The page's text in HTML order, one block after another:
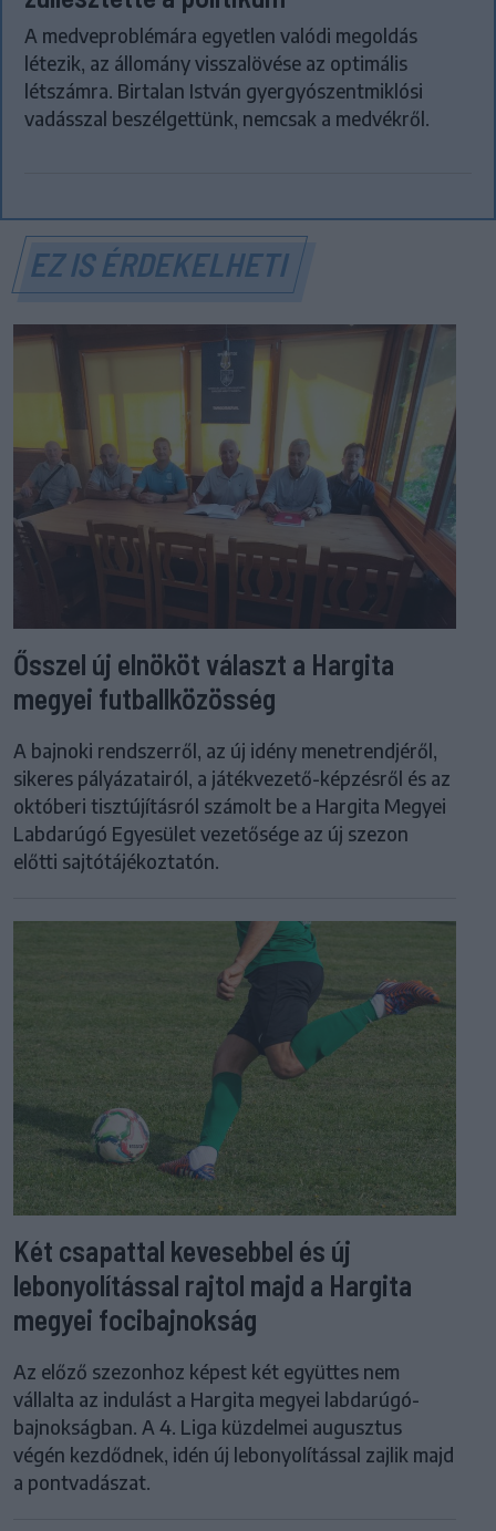
A medveproblémára egyetlen valódi megoldás
létezik, az állomány visszalövése az optimális
létszámra. Birtalan István gyergyószentmiklósi
vadásszal beszélgettünk, nemcsak a medvékről.
EZ IS ÉRDEKELHETI
Ősszel új elnököt választ a Hargita
megyei futballközösség
A bajnoki rendszerről, az új idény menetrendjéről,
sikeres pályázatairól, a játékvezető-képzésről és az
októberi tisztújításról számolt be a Hargita Megyei
Labdarúgó Egyesület vezetősége az új szezon
előtti sajtótájékoztatón.
Két csapattal kevesebbel és új
lebonyolítással rajtol majd a Hargita
megyei focibajnokság
Az előző szezonhoz képest két együttes nem
vállalta az indulást a Hargita megyei labdarúgó-
bajnokságban. A 4. Liga küzdelmei augusztus
végén kezdődnek, idén új lebonyolítással zajlik majd
a pontvadászat.